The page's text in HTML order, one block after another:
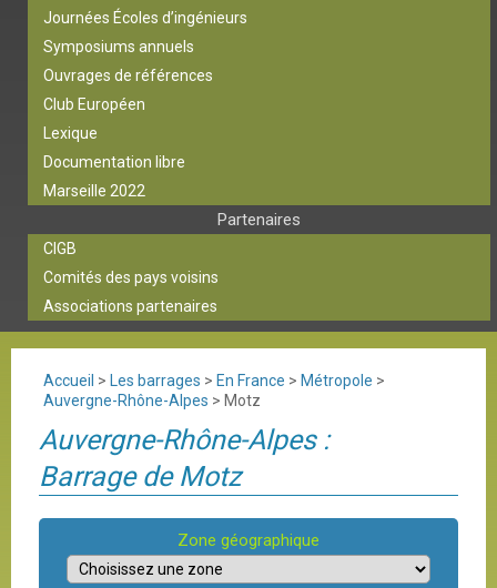
Journées Écoles d’ingénieurs
Symposiums annuels
Ouvrages de références
Club Européen
Lexique
Documentation libre
Marseille 2022
Partenaires
CIGB
Comités des pays voisins
Associations partenaires
Accueil > Les barrages > En France > Métropole >
Auvergne-Rhône-Alpes > Motz
Auvergne-Rhône-Alpes :
Barrage de Motz
Zone géographique